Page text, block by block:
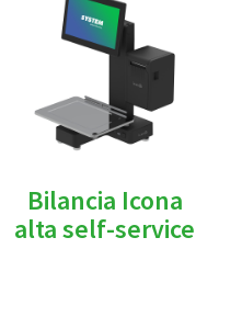
Bilancia Icona
alta self-service